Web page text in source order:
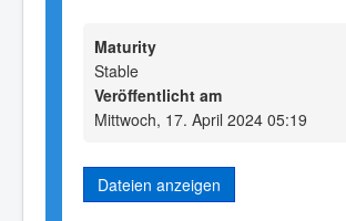
Maturity
Stable
Veröffentlicht am
Mittwoch, 17. April 2024 05:19
Dateien anzeigen